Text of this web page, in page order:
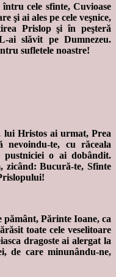
cele sfinte, Cuvioase
şi ai ales pe cele veşnice,
Prislop şi în peşteră
ai slăvit pe Dumnezeu.
sufletele noastre!
Hristos ai urmat, Prea
nevoindu-te, cu răceala
o ai dobândit.
zicând: Bucură-te, Sfinte
pământ, Părinte Ioane, ca
toate cele veselitoare
dragoste ai alergat la
de care minunându-ne,